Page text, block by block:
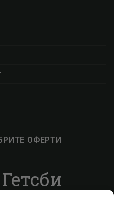
ОФЕРТИ